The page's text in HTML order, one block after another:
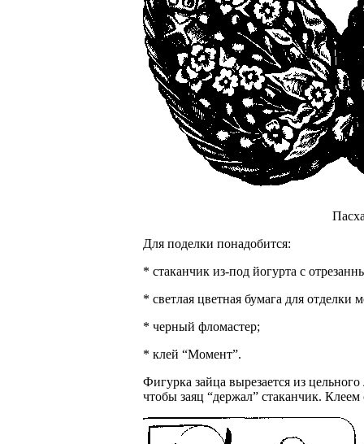
Для поделки понадобится:
* стаканчик из-под йогурта с
* светлая цветная бумага для отделки
* черный фломастер;
* клей “Момент”.
Фигурка зайца вырезается из
чтобы заяц “держал” стаканчик.